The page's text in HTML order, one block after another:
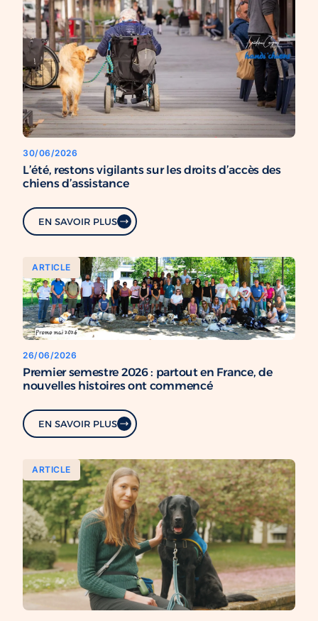
30/06/2026
L’été, restons vigilants sur les droits d’accès des
chiens d’assistance
EN SAVOIR PLUS
ARTICLE
26/06/2026
Premier semestre 2026 : partout en France, de
nouvelles histoires ont commencé
EN SAVOIR PLUS
ARTICLE